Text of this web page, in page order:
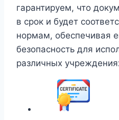
гарантируем, что
в срок и будет
нормам, обеспечивая
безопасность для
различных